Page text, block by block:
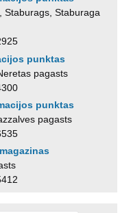
Staburags, Staburaga
punktas
pagasts
punktas
pagasts